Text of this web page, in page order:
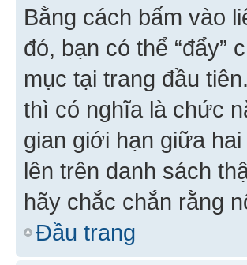
Bằng cách bấm vào
đó, bạn có thể “đẩy”
mục tại trang đầu
thì có nghĩa là chức
gian giới hạn giữa hai
lên trên danh sách
hãy chắc chắn rằng
Đầu trang